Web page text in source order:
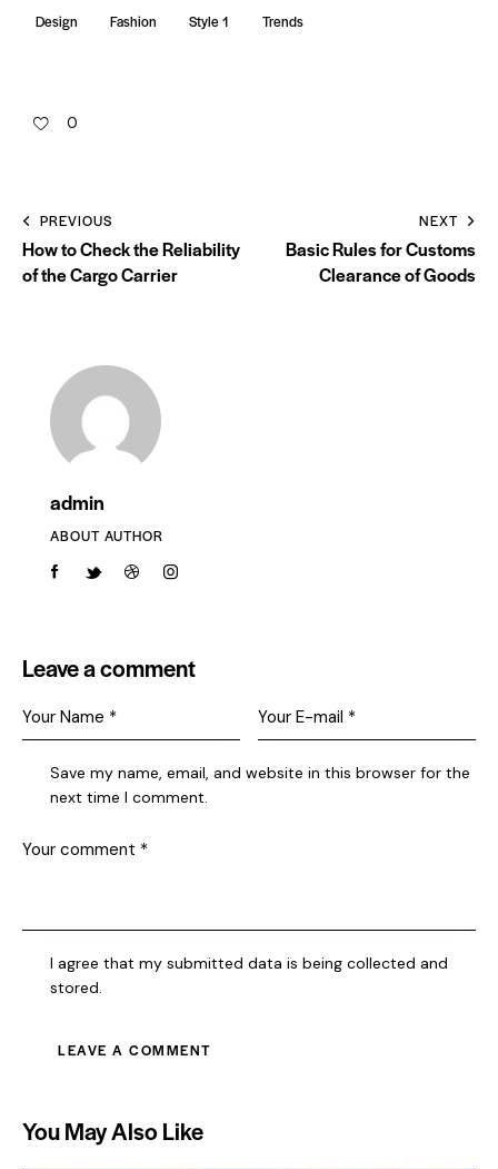
Design Fashion Style 1 Trends
0
PREVIOUS
How to Check the Reliability
of the Cargo Carrier
NEXT
Basic Rules for Customs
Clearance of Goods
admin
ABOUT AUTHOR
Leave a comment
Save my name, email, and website in this browser for the
next time I comment.
I agree that my submitted data is being collected and
stored.
You May Also Like